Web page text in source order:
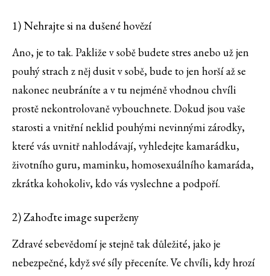
1) Nehrajte si na dušené hovězí
Ano, je to tak. Pakliže v sobě budete stres anebo už jen
pouhý strach z něj dusit v sobě, bude to jen horší až se
nakonec neubráníte a v tu nejméně vhodnou chvíli
prostě nekontrolovaně vybouchnete. Dokud jsou vaše
starosti a vnitřní neklid pouhými nevinnými zárodky,
které vás uvnitř nahlodávají, vyhledejte kamarádku,
životního guru, maminku, homosexuálního kamaráda,
zkrátka kohokoliv, kdo vás vyslechne a podpoří.
2) Zahoďte image superženy
Zdravé sebevědomí je stejně tak důležité, jako je
nebezpečné, když své síly přeceníte. Ve chvíli, kdy hrozí